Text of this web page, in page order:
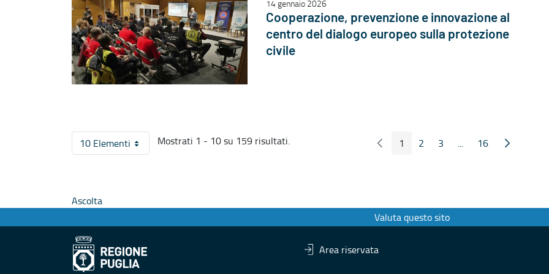
14 gennaio 2026
Cooperazione, prevenzione e innovazione al
centro del dialogo europeo sulla protezione
civile
10 ElementiPer pagina
Mostrati 1 - 10 su 159 risultati. Pagina Precedente
Pagina
1 Pagina
2 Pagina
3 ...
Pagine intermedie
Pagina
16 Pagina
Ascolta
Valuta questo sito
Area riservata